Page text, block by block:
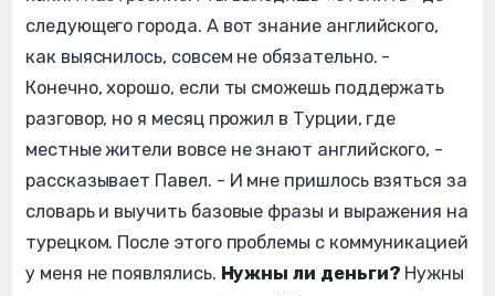
следующего города. А вот знание английского,
как выяснилось, совсем не обязательно. -
Конечно, хорошо, если ты сможешь поддержать
разговор, но я месяц прожил в Турции, где
местные жители вовсе не знают английского, -
рассказывает Павел. - И мне пришлось взяться за
словарь и выучить базовые фразы и выражения на
турецком. После этого проблемы с коммуникацией
у меня не появлялись. Нужны ли деньги? Нужны